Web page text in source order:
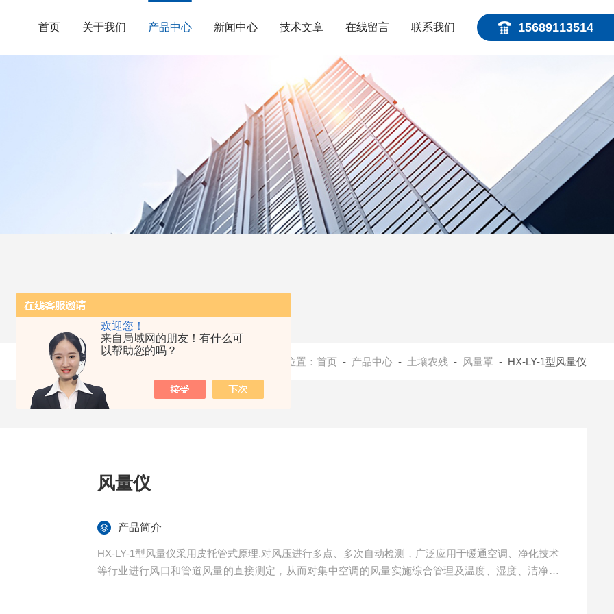
欢迎您！
来自局域网的朋友！有什么可
以帮助您的吗？
15689113514
首页 关于我们 产品中心 新闻中心 技术文章 在线留言 联系我们
当前位置： 首页 - 产品中心- 土壤农残- 风量罩 - HX-LY-1型风量仪
风量仪
产品简介
HX-LY-1型风量仪采用皮托管式原理,对风压进行多点、多次自动检测，广泛应用于暖通空调、净化技术
等行业进行风口和管道风量的直接测定，从而对集中空调的风量实施综合管理及温度、湿度、洁净度